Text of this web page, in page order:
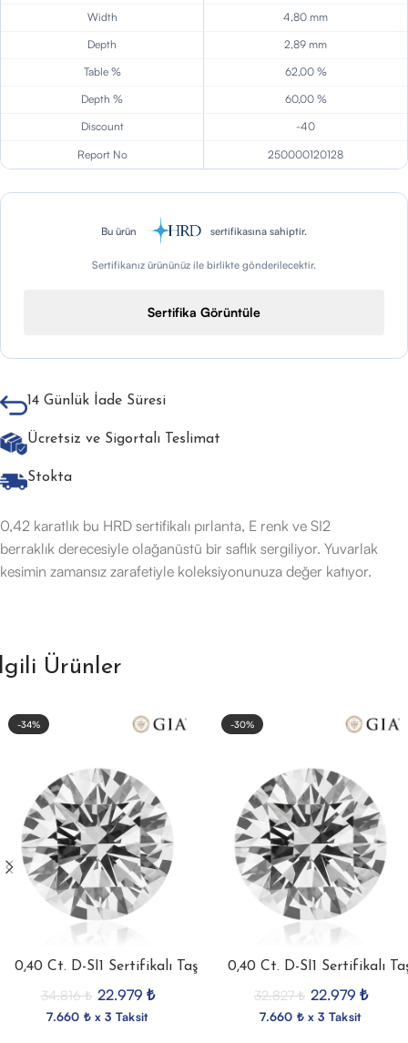
Width
4,80 mm
Depth
2,89 mm
Table %
62,00 %
Depth %
60,00 %
Discount
-40
Report No 250000120128
Bu ürün sertifikasına sahiptir.
Sertifikanız ürününüz ile birlikte gönderilecektir.
Sertifika Görüntüle
14 Günlük İade Süresi
Ücretsiz ve Sigortalı Teslimat
Stokta
0,42 karatlık bu HRD sertifikalı pırlanta, E renk ve SI2
berraklık derecesiyle olağanüstü bir saflık sergiliyor. Yuvarlak
kesimin zamansız zarafetiyle koleksiyonunuza değer katıyor.
Ürünler
-34%
0,40 Ct. D-SI1 Sertifikalı Taş
34.816₺ 22.979 ₺
7.660 ₺ x 3 Taksit
-30%
0,40 Ct. D-SI1 Sertifikalı
32.827₺ 22.979 ₺
7.660 ₺ x 3 Taksit